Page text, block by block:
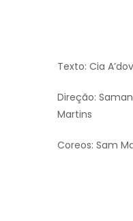
Texto: Cia
Direção:
Martins
Coreos: Sam